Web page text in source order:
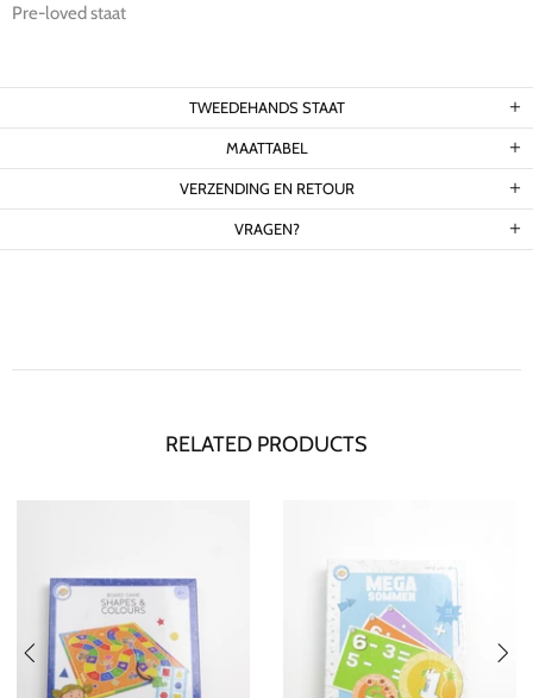
Pre-loved staat
TWEEDEHANDS STAAT
MAATTABEL
VERZENDING EN RETOUR
VRAGEN?
RELATED PRODUCTS